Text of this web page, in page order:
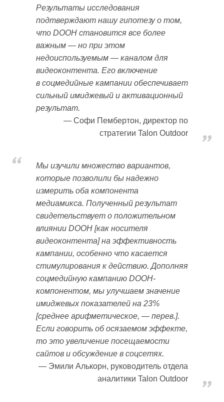
Результаты исследования
подтверждают нашу гипотезу о том,
что DOOH становится все более
важным — но при этом
недоиспользуемым — каналом для
видеоконтента. Его включение
в соцмедийные кампании обеспечивает
сильный имиджевый и активационный
результат.
Софи Пембертон, директор по
стратегии Talon Outdoor
Мы изучили множество вариантов,
которые позволили бы надежно
измерить оба компонента
медиамикса. Полученный результат
свидетельствует о положительном
влиянии DOOH [как носителя
видеоконтента] на эффективность
кампании, особенно что касается
стимулирования к действию. Дополняя
соцмедийную кампанию DOOH-
компонентом, мы улучшаем значение
имиджевых показателей на 23%
[среднее арифметическое, — перев.].
Если говорить об осязаемом эффекте,
то это увеличение посещаемости
сайтов и обсуждение в соцсетях.
Эмили Алькорн, руководитель отдела
аналитики Talon Outdoor